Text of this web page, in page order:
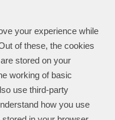
your experience while
of these, the cookies
stored on your
working of basic
use third-party
how you use